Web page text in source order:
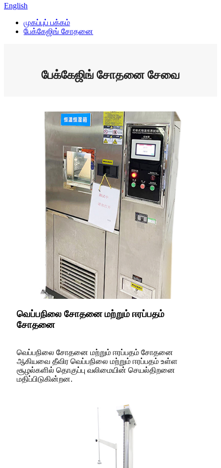
English
முகப்புப் பக்கம்
பேக்கேஜிங் சோதனை
பேக்கேஜிங் சோதனை சேவை
வெப்பநிலை சோதனை மற்றும் ஈரப்பதம்
சோதனை
வெப்பநிலை சோதனை மற்றும் ஈரப்பதம் சோதனை
ஆகியவை தீவிர வெப்பநிலை மற்றும் ஈரப்பதம் உள்ள
சூழல்களில் தொகுப்பு வலிமையின் செயல்திறனை
மதிப்பிடுகின்றன.